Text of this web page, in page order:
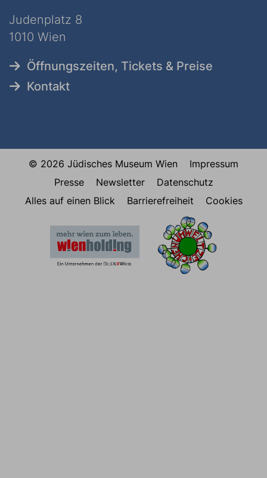
Judenplatz 8
1010 Wien
Öffnungszeiten, Tickets & Preise
Kontakt
© 2026 Jüdisches Museum Wien
Impressum
Presse
Newsletter
Datenschutz
Alles auf einen Blick
Barrierefreiheit Cookies